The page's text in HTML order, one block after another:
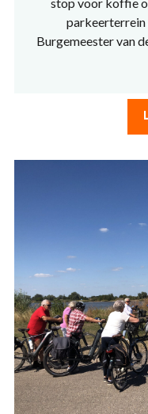
parkeerterrein
Burgemeester van